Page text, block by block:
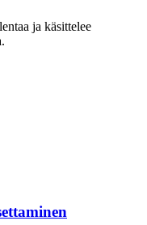
ja käsittelee